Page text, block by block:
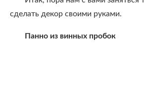
сделать декор своими руками.
Панно из винных пробок